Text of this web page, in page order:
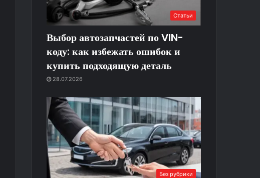
Статьи
Выбор автозапчастей по VIN-
коду: как избежать ошибок и
купить подходящую деталь
28.07.2026
Без рубрики